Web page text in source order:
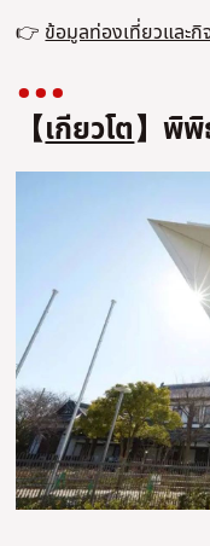
👉 ข้อมูลท่องเที่ยวและ
【เกียวโต】พิพิ